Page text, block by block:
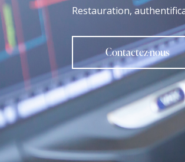
Restauration,
Contactez-nous